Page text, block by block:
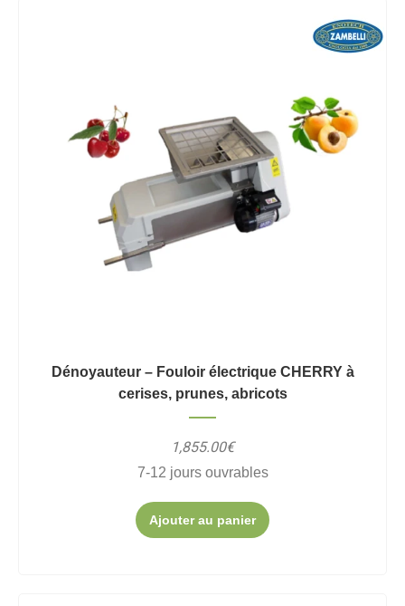
Dénoyauteur – Fouloir électrique CHERRY à
cerises, prunes, abricots
1,855.00€
7-12 jours ouvrables
Ajouter au panier